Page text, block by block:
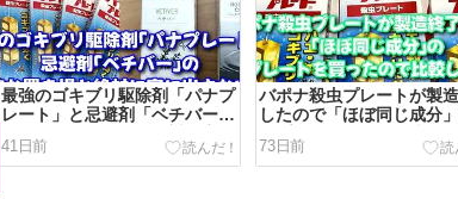
最強のゴキブリ駆除剤「パナプ
レート」と忌避剤「ベチバー」
出さない方法
41日前
バポナ殺虫プレートが製
したので「ほぼ同じ成分
た【最強ゴキブリ対策商
73日前